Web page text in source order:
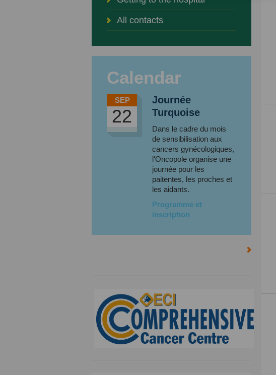
All contacts
Calendar
SEP
22
Journée
Turquoise
Dans le cadre du mois
de sensibilisation aux
cancers gynécologiques,
l'Oncopole organise une
journée pour les
paitentes, les proches et
les aidants.
Programme et
inscription